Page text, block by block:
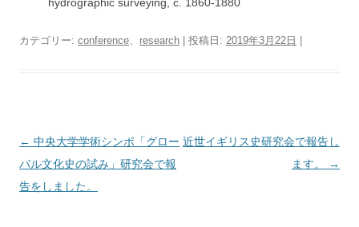
カテゴリー: conference research | 投稿日: 2019年3月22日 |
投
稿
ナ
← 中央大学学術シンポ「グロー
バル文化史の試み」研究会で報
告をしました。
近世イギリス史研究会で報告し
ます。
→